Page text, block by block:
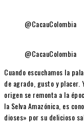
@CacauColombia
@CacauColombia
Cuando escuchamos la
de agrado, gusto y placer.
origen se remonta a la
la Selva Amazónica, es
dioses» por su delicioso